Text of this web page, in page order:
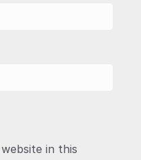
in this